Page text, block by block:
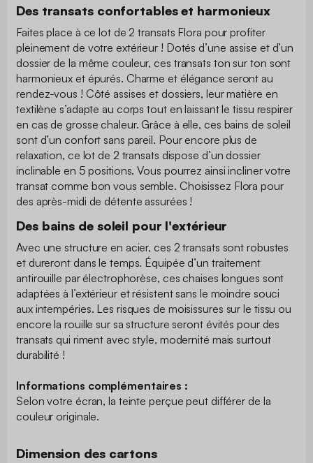
Des transats confortables et harmonieux
Faites place à ce lot de 2 transats Flora pour profiter
pleinement de votre extérieur ! Dotés d’une assise et d’un
dossier de la même couleur, ces transats ton sur ton sont
harmonieux et épurés. Charme et élégance seront au
rendez-vous ! Côté assises et dossiers, leur matière en
textilène s’adapte au corps tout en laissant le tissu respirer
en cas de grosse chaleur. Grâce à elle, ces bains de soleil
sont d’un confort sans pareil. Pour encore plus de
relaxation, ce lot de 2 transats dispose d’un dossier
inclinable en 5 positions. Vous pourrez ainsi incliner votre
transat comme bon vous semble. Choisissez Flora pour
des après-midi de détente assurées !
Des bains de soleil pour l'extérieur
Avec une structure en acier, ces 2 transats sont robustes
et dureront dans le temps. Équipée d’un traitement
antirouille par électrophorèse, ces chaises longues sont
adaptées à l’extérieur et résistent sans le moindre souci
aux intempéries. Les risques de moisissures sur le tissu ou
encore la rouille sur sa structure seront évités pour des
transats qui riment avec style, modernité mais surtout
durabilité !
Informations complémentaires :
Selon votre écran, la teinte perçue peut différer de la
couleur originale.
Dimension des cartons